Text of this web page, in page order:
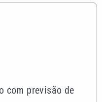
com previsão de